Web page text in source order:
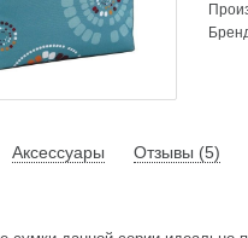
Аксессуары Отзывы (5)